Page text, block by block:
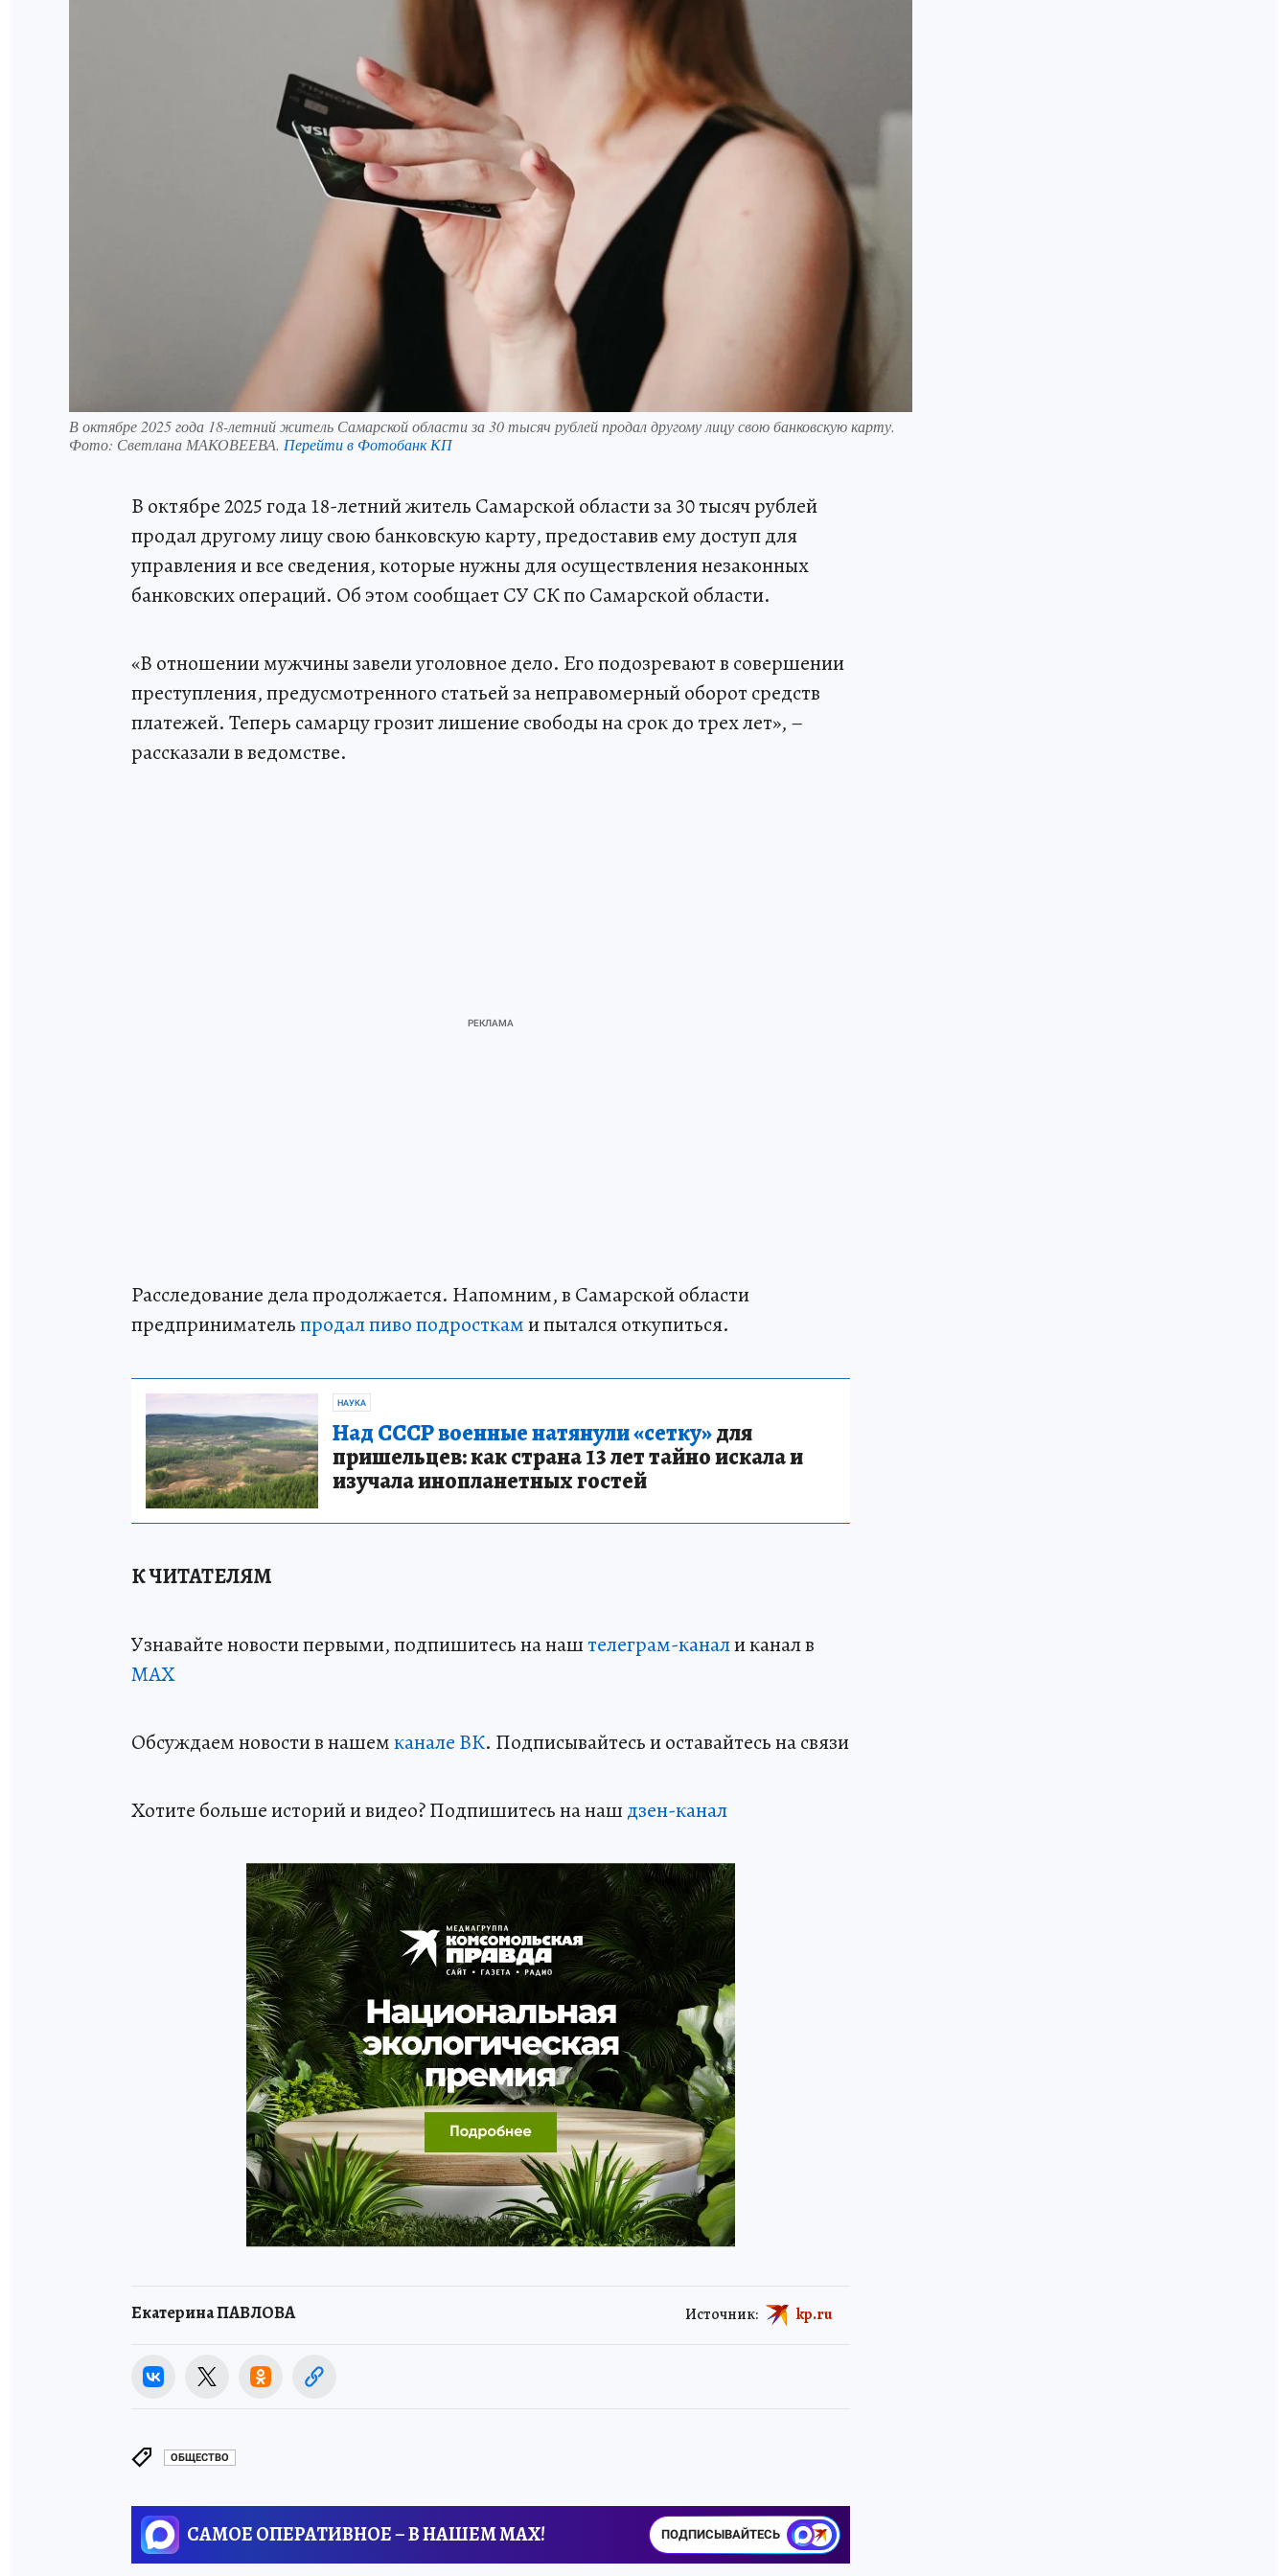
В октябре 2025 года 18-летний житель Самарской области за 30 тысяч рублей продал другому лицу свою банковскую карту.
Фото: Светлана МАКОВЕЕВА. Перейти в Фотобанк КП
В октябре 2025 года 18-летний житель Самарской области за 30 тысяч рублей
продал другому лицу свою банковскую карту, предоставив ему доступ для
управления и все сведения, которые нужны для осуществления незаконных
банковских операций. Об этом сообщает СУ СК по Самарской области.
«В отношении мужчины завели уголовное дело. Его подозревают в совершении
преступления, предусмотренного статьей за неправомерный оборот средств
платежей. Теперь самарцу грозит лишение свободы на срок до трех лет», –
рассказали в ведомстве.
Расследование дела продолжается. Напомним, в Самарской области
предпринимательпродал пиво подростками пытался откупиться.
НАУКА
Над СССР военные натянули «сетку»для
пришельцев: как страна 13 лет тайно искала и
изучала инопланетных гостей
К ЧИТАТЕЛЯМ
Узнавайте новости первыми, подпишитесь на наштелеграм-канали канал в
МАХ
Обсуждаем новости в нашемканале ВК. Подписывайтесь и оставайтесь на связи
Хотите больше историй и видео? Подпишитесь на наш дзен-канал
Екатерина ПАВЛОВА Источник: kp.ru
ОБЩЕСТВО
САМОЕ ОПЕРАТИВНОЕ – В НАШЕМ MAX! ПОДПИСЫВАЙТЕСЬ